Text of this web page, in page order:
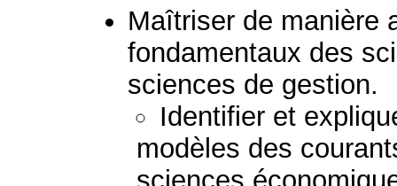
Maîtriser de manière
fondamentaux des
sciences de gestion.
Identifier et
modèles des